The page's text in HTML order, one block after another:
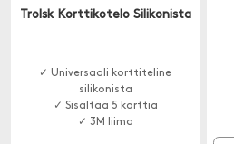
Trolsk Korttikotelo Silikonista
✓ Universaali korttiteline
silikonista
✓ Sisältää 5 korttia
✓ 3M liima